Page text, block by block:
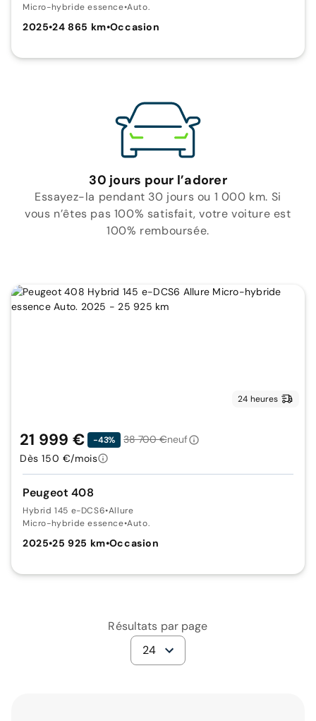
Micro-hybride essence•Auto.
2025•24 865 km•Occasion
30 jours pour l’adorer
Essayez-la pendant 30 jours ou 1 000 km. Si
vous n’êtes pas 100% satisfait, votre voiture est
100% remboursée.
24 heures
Peugeot 408
Hybrid 145 e-DCS6•Allure
Micro-hybride essence•Auto.
2025•25 925 km•Occasion
21 999 € -43% 38 700 €neuf
Dès 150 €/mois
Résultats par page
24